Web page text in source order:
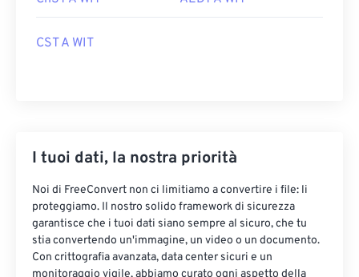
CST A WIT
I tuoi dati, la nostra priorità
Noi di FreeConvert non ci limitiamo a convertire i file: li
proteggiamo. Il nostro solido framework di sicurezza
garantisce che i tuoi dati siano sempre al sicuro, che tu
stia convertendo un'immagine, un video o un documento.
Con crittografia avanzata, data center sicuri e un
monitoraggio vigile, abbiamo curato ogni aspetto della